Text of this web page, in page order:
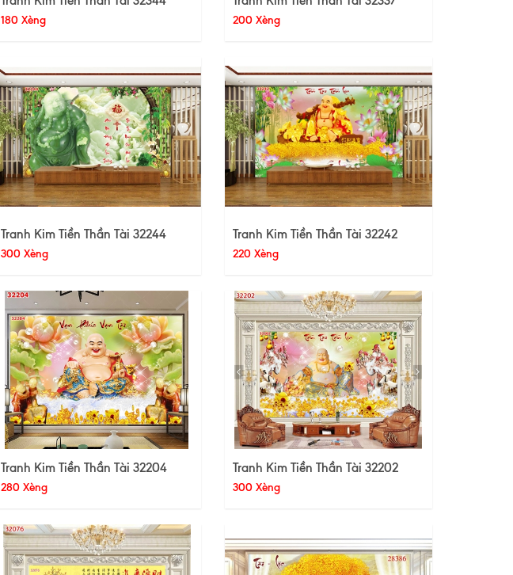
180 Xèng 200 Xèng
Tranh Kim Tiền Thần Tài 32244
300 Xèng
Tranh Kim Tiền Thần Tài 32242
220 Xèng
Tranh Kim Tiền Thần Tài 32204
280 Xèng
Tranh Kim Tiền Thần Tài 32202
300 Xèng